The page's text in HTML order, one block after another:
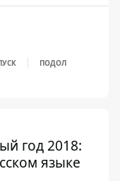
ПОДОЛ
год 2018:
языке